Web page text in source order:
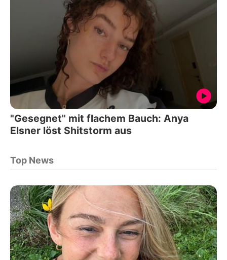
"Gesegnet" mit flachem Bauch: Anya
Elsner löst Shitstorm aus
Top News